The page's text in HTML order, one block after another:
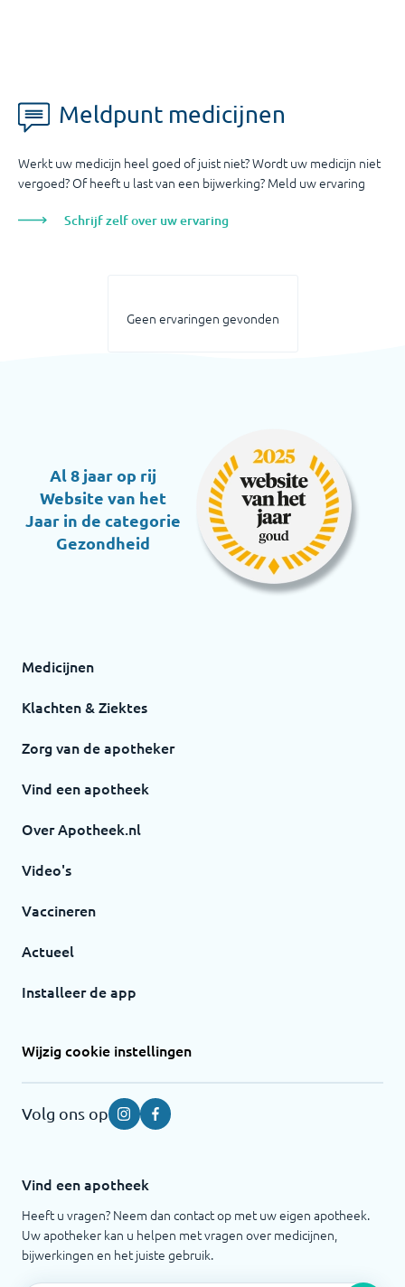
Meldpunt medicijnen
Werkt uw medicijn heel goed of juist niet? Wordt uw medicijn niet
vergoed? Of heeft u last van een bijwerking? Meld uw ervaring
Schrijf zelf over uw ervaring
Geen ervaringen gevonden
Al 8 jaar op rij
Website van het
Jaar in de categorie
Gezondheid
Medicijnen
Klachten & Ziektes
Zorg van de apotheker
Vind een apotheek
Over Apotheek.nl
Video's
Vaccineren
Actueel
Installeer de app
Wijzig cookie instellingen
Volg ons op InstagramFacebook
Vind een apotheek
Heeft u vragen? Neem dan contact op met uw eigen apotheek.
Uw apotheker kan u helpen met vragen over medicijnen,
bijwerkingen en het juiste gebruik.